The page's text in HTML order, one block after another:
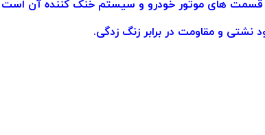
های موتور خودرو و سیستم خنک کننده آن است
نشتی و مقاومت در برابر زنگ زدگی.